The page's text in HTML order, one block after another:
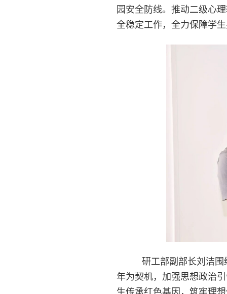
园安全防线。推动二级心
全稳定工作，全力保障学
研工部副部长刘洁围
年为契机，加强思想政治
生传承红色基因，筑牢理